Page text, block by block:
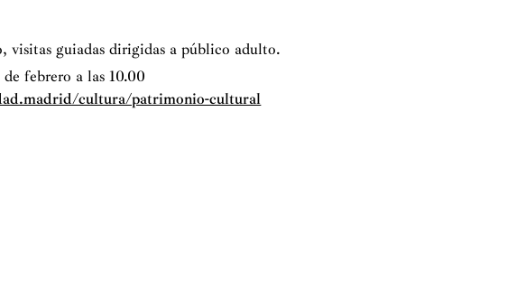
visitas guiadas dirigidas a público adulto.
febrero a las 10.00
cultura/patrimonio-cultural